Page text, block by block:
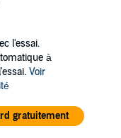
l'essai.
à
Voir
gratuitement